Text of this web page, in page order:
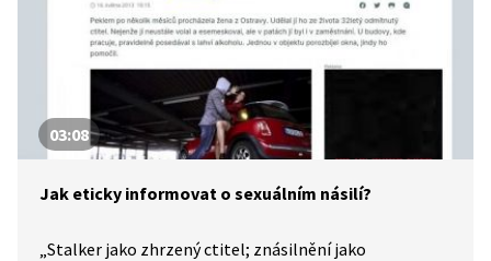
03:08
Jak eticky informovat o sexuálním násilí?
„Stalker jako zhrzený ctitel; znásilnění jako